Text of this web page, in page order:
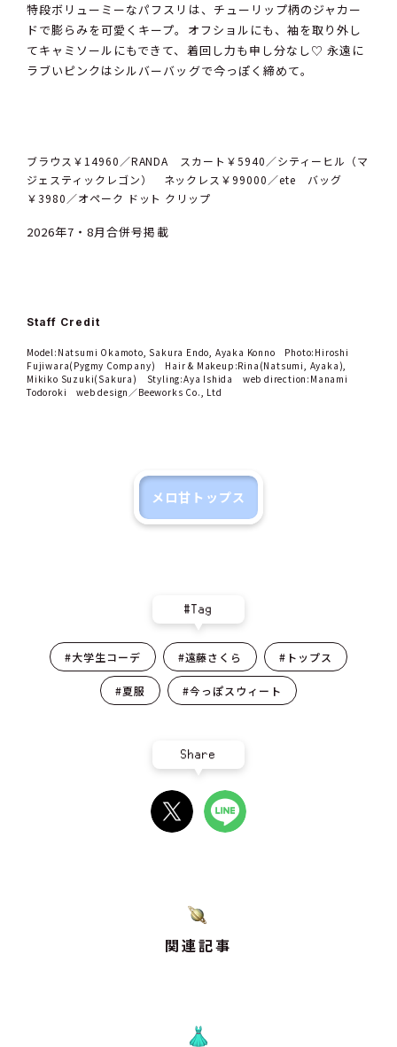
特段ボリューミーなパフスリは、チューリップ柄のジャカー
ドで膨らみを可愛くキープ。オフショルにも、袖を取り外し
てキャミソールにもできて、着回し力も申し分なし♡ 永遠に
ラブいピンクはシルバーバッグで今っぽく締めて。
ブラウス￥14960／RANDA スカート￥5940／シティーヒル（マ
ジェスティックレゴン） ネックレス￥99000／ete バッグ
￥3980／オペーク ドット クリップ
2026年7・8月合併号掲載
Staff Credit
Model:Natsumi Okamoto, Sakura Endo, Ayaka Konno Photo:Hiroshi
Fujiwara(Pygmy Company) Hair & Makeup:Rina(Natsumi, Ayaka),
Mikiko Suzuki(Sakura) Styling:Aya Ishida web direction:Manami
Todoroki web design／Beeworks Co., Ltd
メロ甘トップス
#Tag
#大学生コーデ #遠藤さくら #トップス
#夏服 #今っぽスウィート
Share
関連記事